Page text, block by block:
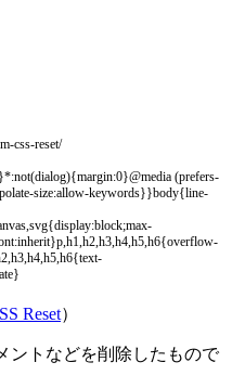
css-reset/
}*:not(dialog){margin:0}@media (prefers-
-size:allow-keywords}}body{line-
svg{display:block;max-
:inherit}p h1 h2 h3 h4 h5 h6{overflow-
h3 h4 h5 h6{text-
Reset）
ントなどを削除したもので